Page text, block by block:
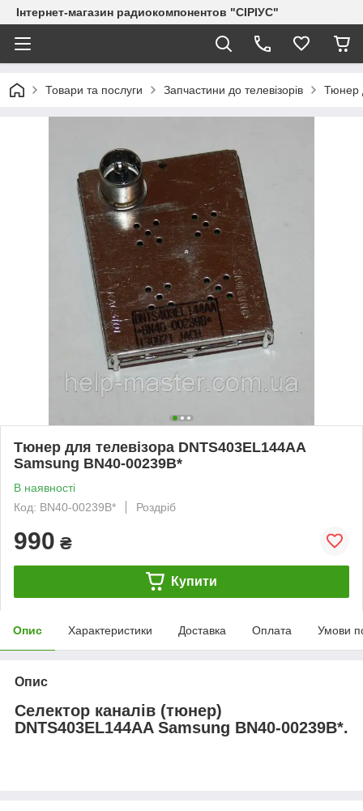
Інтернет-магазин радиокомпонентов "СІРІУС"
Товари та послуги Запчастини до телевізорів Тюнер
Тюнер для телевізора DNTS403EL144AA
Samsung BN40-00239B*
В наявності
Код: BN40-00239B*
Роздріб
990 ₴
Купити
Опис Характеристики Доставка Оплата Умови
Опис
Селектор каналів (тюнер)
DNTS403EL144AA Samsung BN40-00239B*.